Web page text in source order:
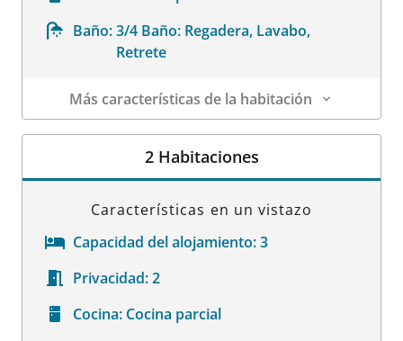
Baño: 3/4 Baño: Regadera, Lavabo,
Retrete
Más características de la habitación
Datos de la habitación
2 Habitaciones
Características en un vistazo
Capacidad del alojamiento:3
Privacidad:2
Cocina: Cocina parcial